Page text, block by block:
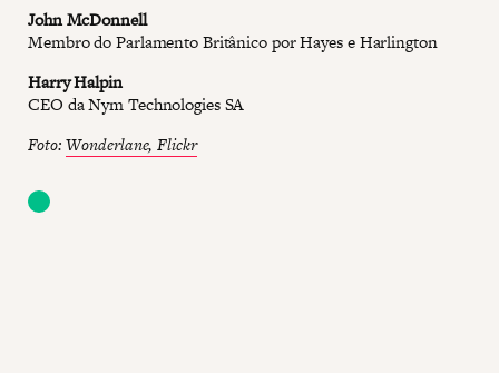
John McDonnell
Membro do Parlamento Britânico por Hayes e Harlington
Harry Halpin
CEO da Nym Technologies SA
Foto:Wonderlane, Flickr